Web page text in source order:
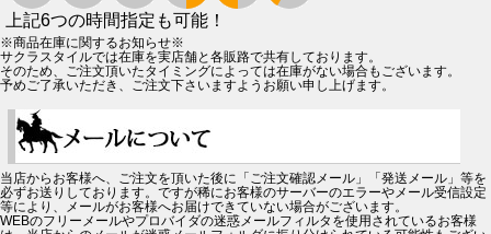
上記6つの時間指定も可能！
※商品在庫に関するお知らせ※
サクラスタイルでは在庫を実店舗と各販路で共有しております。
そのため、ご注文頂いたタイミングによっては在庫がない場合もございます。
予めご了承いただき、ご注文下さいますようお願い申し上げます。
当店からお客様へ、ご注文を頂いた後に「ご注文確認メール」「発送メール」等を
必ずお送りしております。ですが稀にお客様のサーバーのエラーやメール受信設定
等により、メールがお客様へお届けできていない場合がございます。
WEBのフリーメールやプロバイダの迷惑メールフィルタを使用されているお客様